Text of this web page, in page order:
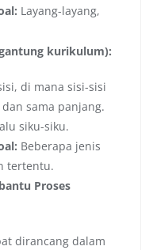
Layang-layang,
kurikulum):
di mana sisi-sisi
sama panjang.
siku-siku.
Beberapa jenis
tertentu.
Proses
dirancang dalam